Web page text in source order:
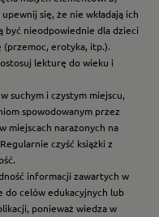
się, że nie wkładają ich
być nieodpowiednie dla dzieci
(przemoc, erotyka, itp.).
lekturę do wieku i
suchym i czystym miejscu,
spowodowanym przez
miejscach narażonych na
czyść książki z
informacji zawartych w
do celów edukacyjnych lub
ponieważ wiedza w